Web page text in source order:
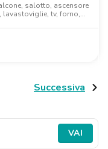
salotto, ascensore
tv, forno,
Successiva
VAI